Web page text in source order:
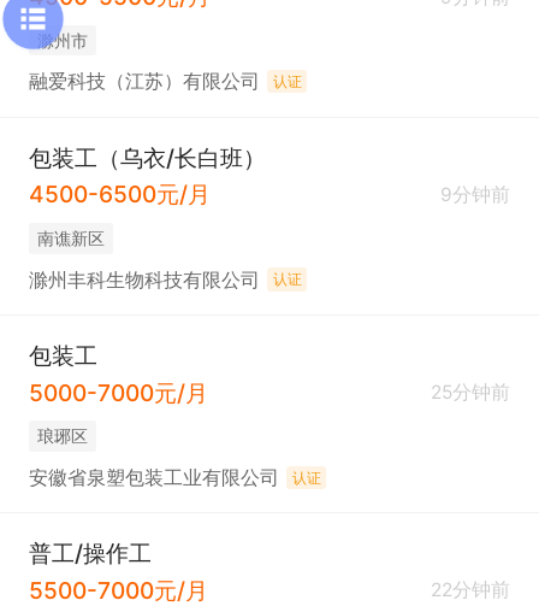
滁州市
融爱科技（江苏）有限公司 认证
包装工（乌衣/长白班）
4500-6500元/月
9分钟前
南谯新区
滁州丰科生物科技有限公司 认证
包装工
5000-7000元/月
25分钟前
琅琊区
安徽省泉塑包装工业有限公司 认证
普工/操作工
5500-7000元/月
22分钟前